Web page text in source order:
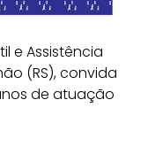
e Assistência
(RS), convida
de atuação